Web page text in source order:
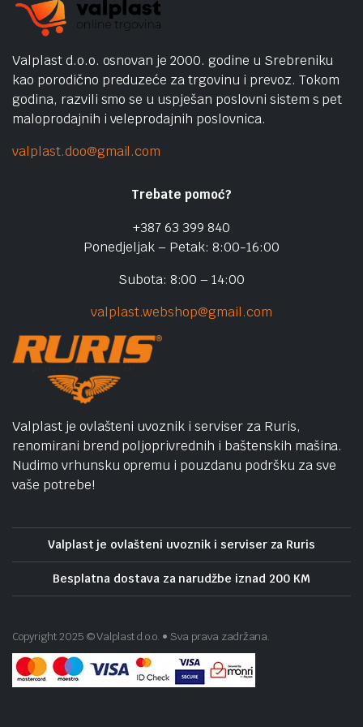
Valplast d.o.o. osnovan je 2000. godine u Srebreniku
kao porodično preduzeće za trgovinu i prevoz. Tokom
godina, razvili smo se u uspješan poslovni sistem s pet
maloprodajnih i veleprodajnih poslovnica.
valplast.doo@gmail.com
Trebate pomoć?
+387 63 399 840
Ponedjeljak – Petak: 8:00-16:00
Subota: 8:00 – 14:00
valplast.webshop@gmail.com
Valplast je ovlašteni uvoznik i serviser za Ruris,
renomirani brend poljoprivrednih i baštenskih mašina.
Nudimo vrhunsku opremu i pouzdanu podršku za sve
vaše potrebe!
Valplast je ovlašteni uvoznik i serviser za Ruris
Besplatna dostava za narudžbe iznad 200 KM
Copyright 2025 © Valplast d.o.o. • Sva prava zadržana.